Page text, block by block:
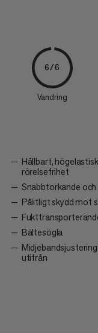
6/6
Vandring
Hållbart,
rörelsefrihet
Snabbtorkande
Pålitligt skydd mot
Bältesögla
utifrån